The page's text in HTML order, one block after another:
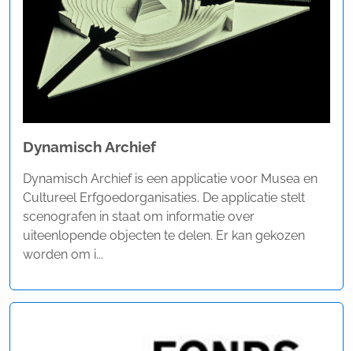
Dynamisch Archief
Dynamisch Archief is een applicatie voor Musea en
Cultureel Erfgoedorganisaties. De applicatie stelt
scenografen in staat om informatie over
uiteenlopende objecten te delen. Er kan gekozen
worden om i...